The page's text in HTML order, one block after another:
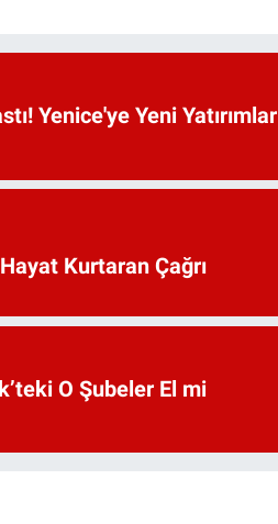
Yenice'ye Yeni Yatırımlar
Kurtaran Çağrı
O Şubeler El mi